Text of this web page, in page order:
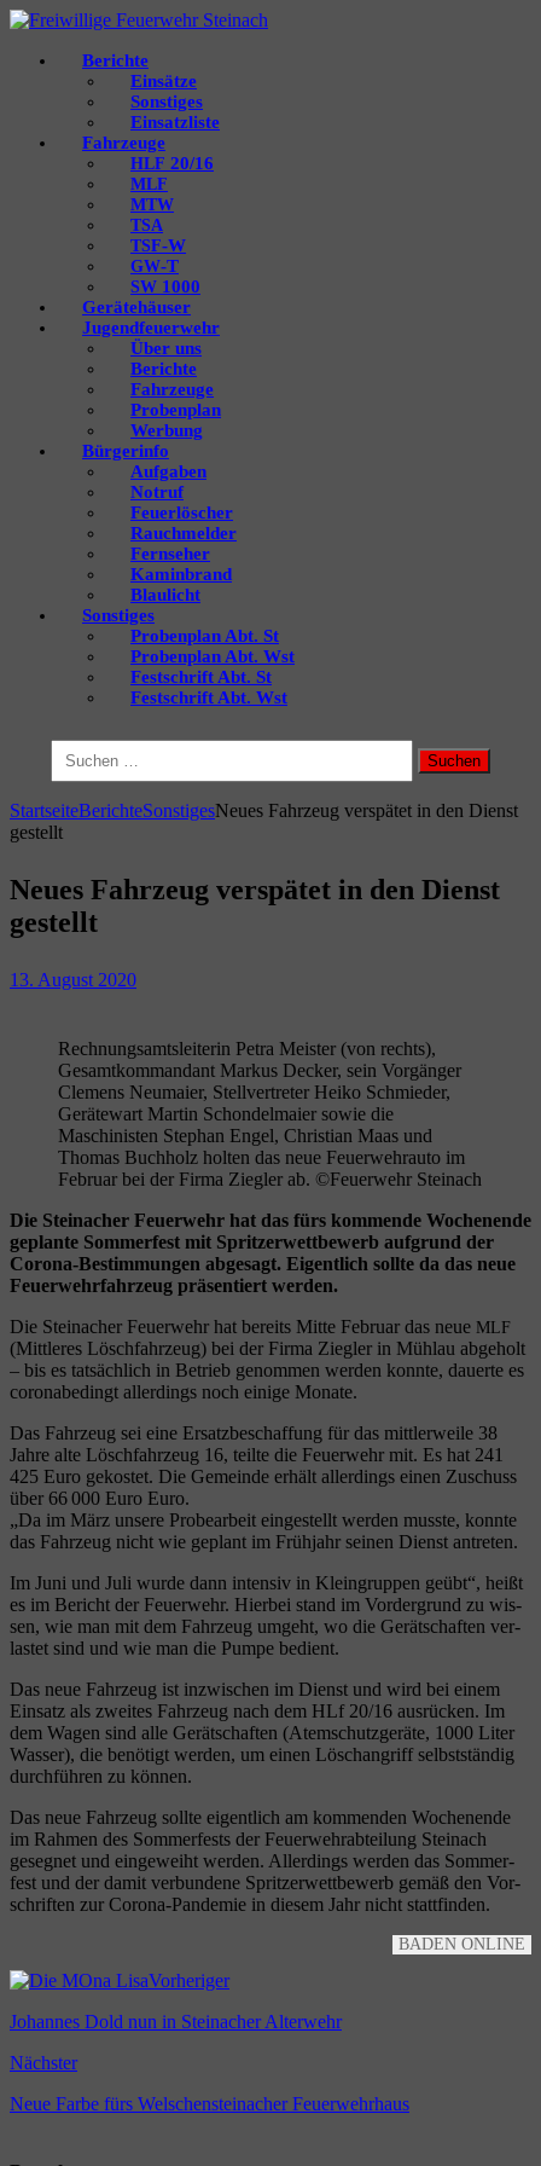
Berichte
Einsätze
Sonstiges
Einsatzliste
Fahrzeuge
HLF 20/16
MLF
MTW
TSA
TSF‑W
GW‑T
SW 1000
Gerätehäuser
Jugendfeuerwehr
Über uns
Berichte
Fahrzeuge
Probenplan
Werbung
Bürgerinfo
Aufgaben
Notruf
Feuerlöscher
Rauchmelder
Fernseher
Kaminbrand
Blaulicht
Sonstiges
Probenplan Abt. St
Probenplan Abt. Wst
Festschrift Abt. St
Festschrift Abt. Wst
nach:
StartseiteBerichteSonstigesNeues Fahrzeug verspätet in den Dienst
gestellt
Neues Fahrzeug verspätet in den Dienst
gestellt
13. August 2020
Rechnungsamtsleiterin Petra Meister (von rechts),
Gesamtkommandant Markus Decker, sein Vorgänger
Clemens Neumaier, Stellvertreter Heiko Schmieder,
Gerätewart Martin Schondelmaier sowie die
Maschinisten Stephan Engel, Christian Maas und
Thomas Buchholz holten das neue Feuerwehrauto im
Februar bei der Firma Ziegler ab. ©Feuerwehr Steinach
Die Steinacher Feu­er­wehr hat das fürs kom­men­de Wochen­en­de
geplan­te Som­mer­fest mit Sprit­zer­wett­be­werb auf­grund der
Coro­na-Bestim­mun­gen abge­sagt. Eigent­lich soll­te da das neue
Feu­er­wehr­fahr­zeug prä­sen­tiert werden.
Die Steinacher Feu­er­wehr hat bereits Mit­te Febru­ar das neue MLF
(Mitt­le­res Lösch­fahr­zeug) bei der Fir­ma Zieg­ler in Mühl­au abge­holt
– bis es tat­säch­lich in Betrieb genom­men wer­den konn­te, dau­er­te es
coro­nabe­dingt aller­dings noch eini­ge Monate.
Das Fahr­zeug sei eine Ersatz­be­schaf­fung für das mitt­ler­wei­le 38
Jah­re alte Lösch­fahr­zeug 16, teil­te die Feu­er­wehr mit. Es hat 241
425 Euro gekos­tet. Die Gemein­de erhält aller­dings einen Zuschuss
über 66 000 Euro Euro.
„Da im März unse­re Pro­be­ar­beit ein­ge­stellt wer­den muss­te, konn­te
das Fahr­zeug nicht wie geplant im Früh­jahr sei­nen Dienst antreten.
Im Juni und Juli wur­de dann inten­siv in Klein­grup­pen geübt“, heißt
es im Bericht der Feu­er­wehr. Hier­bei stand im Vor­der­grund zu wis­
sen, wie man mit dem Fahr­zeug umgeht, wo die Gerät­schaf­ten ver­
las­tet sind und wie man die Pum­pe bedient.
Das neue Fahr­zeug ist inzwi­schen im Dienst und wird bei einem
Ein­satz als zwei­tes Fahr­zeug nach dem HLf 20/16 aus­rü­cken. Im
dem Wagen sind alle Gerät­schaf­ten (Atem­schutz­ge­rä­te, 1000 Liter
Was­ser), die benö­tigt wer­den, um einen Lösch­an­griff selbst­stän­dig
durch­füh­ren zu können.
Das neue Fahr­zeug soll­te eigent­lich am kom­men­den Wochen­en­de
im Rah­men des Som­mer­fests der Feu­er­wehr­ab­tei­lung Stein­ach
geseg­net und ein­ge­weiht wer­den. Aller­dings wer­den das Som­mer­
fest und der damit ver­bun­de­ne Sprit­zer­wett­be­werb gemäß den Vor­
schrif­ten zur Coro­na-Pan­de­mie in die­sem Jahr nicht stattfinden.
BADEN ONLINE
Vorheriger
Johannes Dold nun in Steinacher Alterwehr
Nächster
Neue Farbe fürs Welschensteinacher Feuerwehrhaus